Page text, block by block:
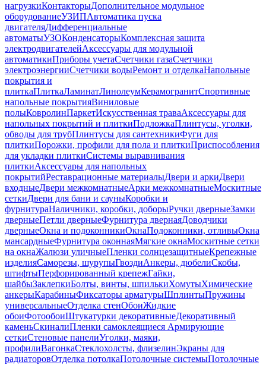
нагрузкиКонтакторыДополнительное модульное
оборудованиеУЗИПАвтоматика пуска
двигателяДифференциальные
автоматыУЗОКонденсаторыКомплексная защита
электродвигателейАксессуары для модульной
автоматикиПриборы учетаСчетчики газаСчетчики
электроэнергииСчетчики водыРемонт и отделкаНапольные
покрытия и
плиткаПлиткаЛаминатЛинолеумКерамогранитСпортивные
напольные покрытияВиниловые
полыКовролинПаркетИскусственная траваАксессуары для
напольных покрытий и плиткиПодложкаПлинтусы, уголки,
обводы для трубПлинтусы для сантехникиФуги для
плиткиПорожки, профили для пола и плиткиПриспособления
для укладки плиткиСистемы выравнивания
плиткиАксессуары для напольных
покрытийРеставрационные материалыДвери и аркиДвери
входныеДвери межкомнатныеАрки межкомнатныеМоскитные
сеткиДвери для бани и сауныКоробки и
фурнитураНаличники, коробки, доборыРучки дверныеЗамки
дверныеПетли дверныеФурнитура двернаяДоводчики
дверныеОкна и подоконникиОкнаПодоконники, отливыОкна
мансардныеФурнитура оконнаяМягкие окнаМоскитные сетки
на окнаЖалюзи уличныеПленки солнцезащитныеКрепежные
изделияСаморезы, шурупыГвоздиАнкеры, дюбелиСкобы,
штифтыПерфорированный крепежГайки,
шайбыЗаклепкиБолты, винты, шпилькиХомутыХимические
анкерыКарабиныФиксаторы арматурыШплинтыПружины
универсальныеОтделка стенОбоиЖидкие
обоиФотообоиШтукатурки декоративныеДекоративный
каменьСкиналиПленки самоклеящиеся Армирующие
сеткиСтеновые панелиУголки, маяки,
профилиВагонкаСтеклохолсты, флизелинЭкраны для
радиаторовОтделка потолкаПотолочные системыПотолочные